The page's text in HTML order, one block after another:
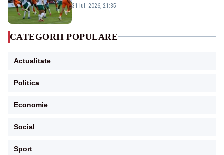
190 de meciuri europene”
31 iul. 2026, 21:35
CATEGORII POPULARE
Actualitate
Politica
Economie
Social
Sport